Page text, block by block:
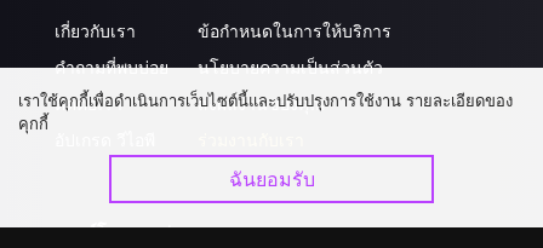
เกี่ยวกับเรา
คำถามที่พบบ่อย
ติดต่อเรา
ข้อกำหนดในการให้บริการ
นโยบายความเป็นส่วนตัว
ส่งผลงานของคุณ
ดาวน์โหลดแอป
เราใช้คุกกี้เพื่อดำเนินการเว็บไซต์นี้และปรับปรุงการใช้งาน รายละเอียดของ
คุกกี้
ฉันยอมรับ